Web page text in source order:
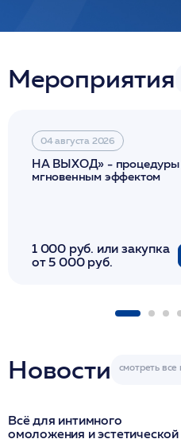
Мероприятия
04 августа 2026
НА ВЫХОД» - процедуры
мгновенным эффектом
1 000 руб. или закупка
от 5 000 руб.
Новости
Всё для интимного
омоложения и эстетической